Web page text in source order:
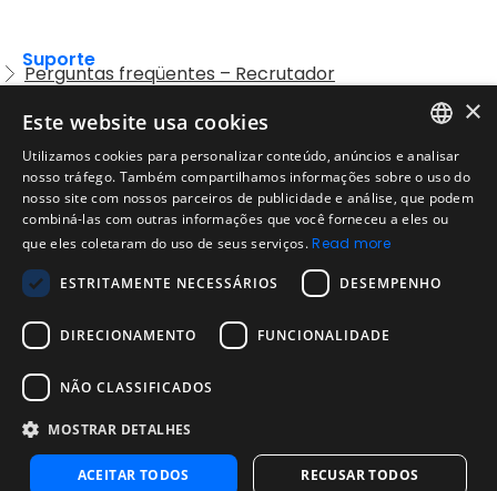
Suporte
Perguntas freqüentes – Recrutador
Preguntas frequentes – Candidatos
Legal
Política de Uso Aceitável
Aviso Legal
Empresa
Sobre nós
Blog da Evalart
Confiabilidade dos testes Evalart
Questionários
Contate-Nos
Contate-Nos
Entre em contato com as vendas
ENGLISH
SPANISH
×
Este website usa cookies
Utilizamos cookies para personalizar conteúdo, anúncios e analisar
nosso tráfego. Também compartilhamos informações sobre o uso do
nosso site com nossos parceiros de publicidade e análise, que podem
combiná-las com outras informações que você forneceu a eles ou
que eles coletaram do uso de seus serviços.Read more
ESTRITAMENTE NECESSÁRIOS DESEMPENHO
DIRECIONAMENTO FUNCIONALIDADE
NÃO CLASSIFICADOS
MOSTRAR DETALHES
ACEITAR TODOS RECUSAR TODOS